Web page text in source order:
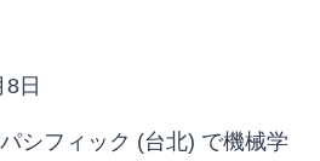
日
シフィック (台北) で機械学